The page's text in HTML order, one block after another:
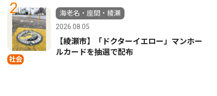
2
社会
海老名・座間・綾瀬
2026.08.05
【綾瀬市】「ドクターイエロー」マンホー
ルカードを抽選で配布